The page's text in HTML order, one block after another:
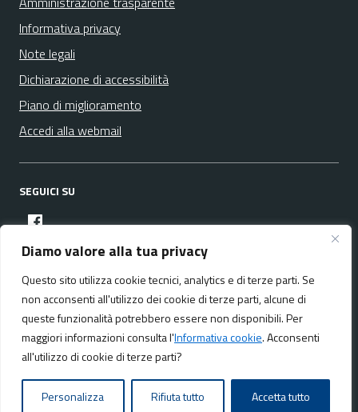
Diamo valore alla tua privacy
Questo sito utilizza cookie tecnici, analytics e di terze parti. Se
non acconsenti all'utilizzo dei cookie di terze parti, alcune di
queste funzionalità potrebbero essere non disponibili. Per
maggiori informazioni consulta l'Informativa cookie. Acconsenti
all'utilizzo di cookie di terze parti?
Personalizza Rifiuta tutto Accetta tutto
Informativa privacy
Note legali
Dichiarazione di accessibilità
Piano di miglioramento
Accedi alla webmail
SEGUICI SU
facebook
Media policy Mappa del sito
Realizzato da:NeMeA Sistemi Srl